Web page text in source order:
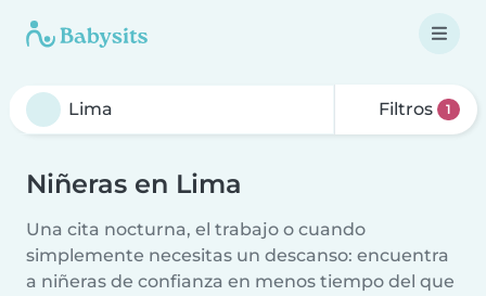
Filtros 1
Niñeras en Lima
Una cita nocturna, el trabajo o cuando
simplemente necesitas un descanso: encuentra
a niñeras de confianza en menos tiempo del que